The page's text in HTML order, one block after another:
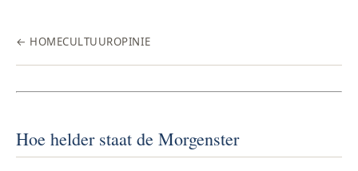
← HOMECULTUUROPINIE
Hoe helder staat de Morgenster